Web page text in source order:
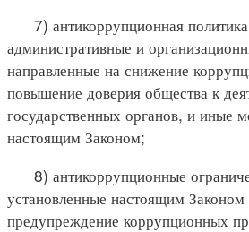
7) антикоррупционная
административные и
направленные на снижение
повышение доверия общества к
государственных органов, и иные
настоящим Законом;
8) антикоррупционные
установленные настоящим
предупреждение коррупционных